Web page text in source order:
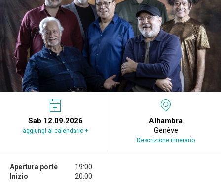
Sab 12.09.2026
aggiungi al calendario +
Alhambra
Genève
Descrizione itinerario
Apertura porte
Inizio
19:00
20:00